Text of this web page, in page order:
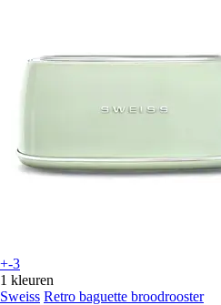
+-3
1 kleuren
Sweiss Retro baguette broodrooster